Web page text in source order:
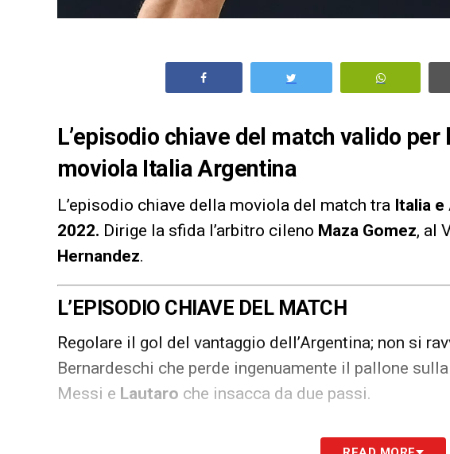
L’episodio chiave del match valido
moviola Italia Argentina
L’episodio chiave della moviola del match tra Italia
2022. Dirige la sfida l’arbitro cileno Maza Gomez, al
Hernandez.
L’EPISODIO CHIAVE DEL MATCH
Regolare il gol del vantaggio dell’Argentina; non si
Bernardeschi che perde ingenuamente il pallone
Messi e Lautaro che insacca da due passi.
LA PLAYLIST DELLE NOSTRE TOP NEWS